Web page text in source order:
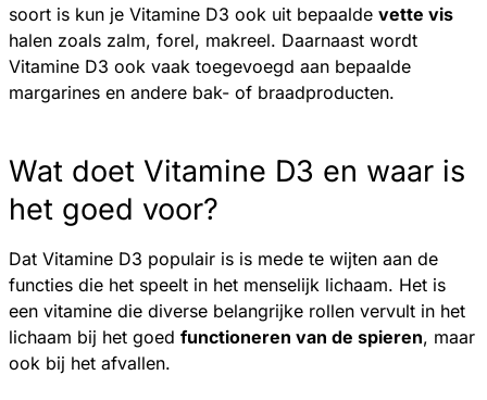
soort is kun je Vitamine D3 ook uit bepaalde vette vis
halen zoals zalm, forel, makreel. Daarnaast wordt
Vitamine D3 ook vaak toegevoegd aan bepaalde
margarines en andere bak- of braadproducten.
Wat doet Vitamine D3 en waar is
het goed voor?
Dat Vitamine D3 populair is is mede te wijten aan de
functies die het speelt in het menselijk lichaam. Het is
een vitamine die diverse belangrijke rollen vervult in het
lichaam bij het goed functioneren van de spieren, maar
ook bij het afvallen.